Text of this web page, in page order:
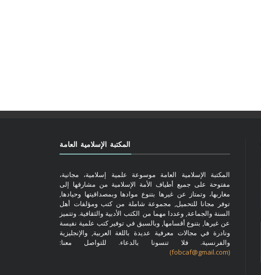
المكتبة الإسلامية العامة
المكتبة الإسلامية العامة موسوعة علمية إسلامية، مجانية،
مفتوحة على جميع أطياف الأمة الإسلامية من مشارقها إلى
مغاربها، وتمتاز عن غيرها بتنوع موادها وبمصداقيتها وحيادها,
توفر مجانا للتحميل, مجموعة شاملة من كتب ومؤلفات أهل
السنة والجماعة, وعددا مهما من الكتب الأدبية والثقافية. وتتميز
عن غيرها, بتنوع أقسامها, وبالسبق في توفير كتب علمية نفيسة
ونادرة في مجالات معرفية عديدة باللغة العربية, والإنجليزية
والفرنسية. فلا تنسونا بالدعاء. للتواصل معنا:
(fobcaf@gmail.com)